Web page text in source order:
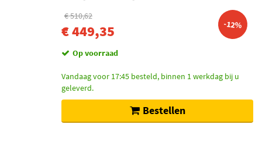
€ 510,62
€ 449,35 -12%
Op voorraad
Vandaag voor 17:45 besteld, binnen 1 werkdag bij u
geleverd.
Bestellen